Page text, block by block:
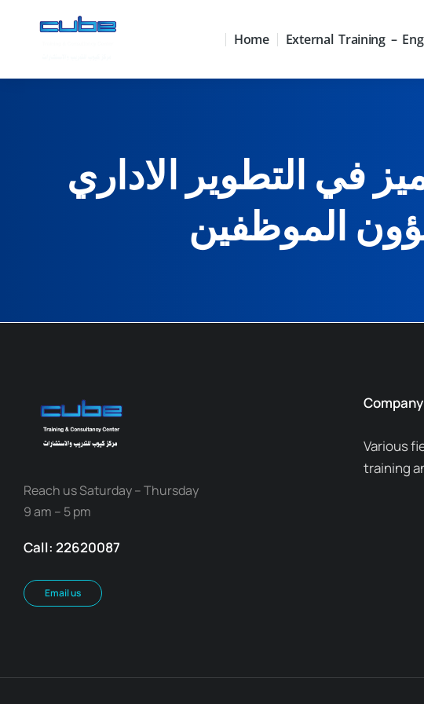
Home External Training –
في التطوير الاداري
الموظفين
Reach us Saturday – Thursday
9 am – 5 pm
Call: 22620087
Email us
Company
Various
training